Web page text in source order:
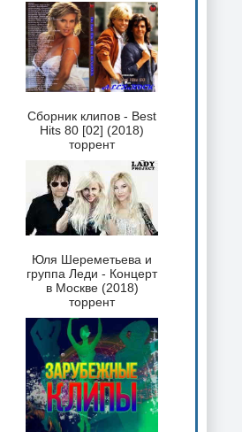
Сборник клипов - Best
Hits 80 [02] (2018)
торрент
Юля Шереметьева и
группа Леди - Концерт
в Москве (2018)
торрент